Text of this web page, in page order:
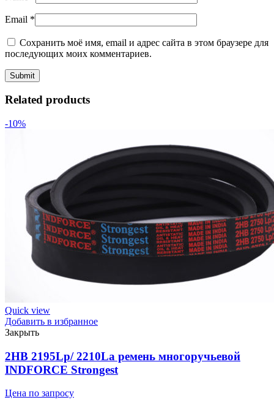
Email *
Сохранить моё имя, email и адрес сайта в этом браузере для
последующих моих комментариев.
Related products
-10%
Quick view
Добавить в избранное
Закрыть
2HB 2195Lp/ 2210La ремень многоручьевой
INDFORCE Strongest
Цена по запросу